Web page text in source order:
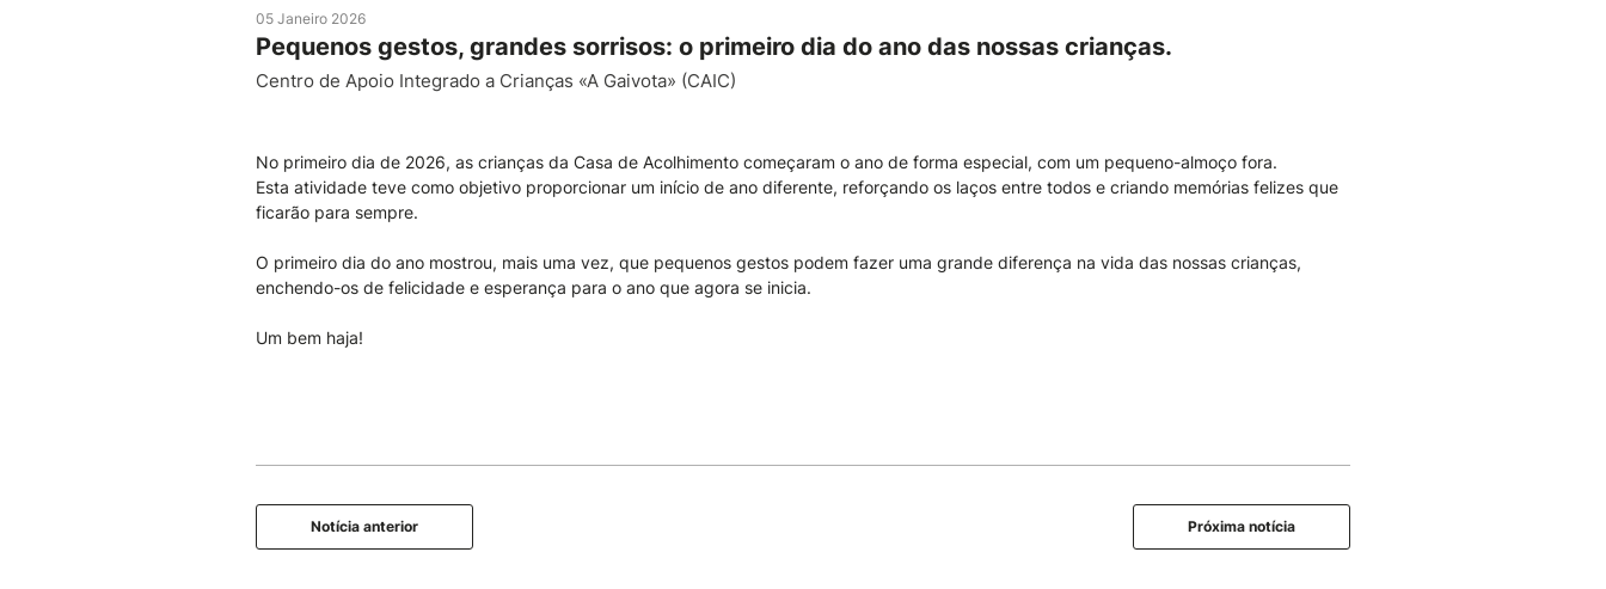
05 Janeiro 2026
Pequenos gestos, grandes sorrisos: o primeiro dia do ano das nossas crianças.
Centro de Apoio Integrado a Crianças «A Gaivota» (CAIC)
No primeiro dia de 2026, as crianças da Casa de Acolhimento começaram o ano de forma especial, com um pequeno-almoço fora.
Esta atividade teve como objetivo proporcionar um início de ano diferente, reforçando os laços entre todos e criando memórias felizes que
ficarão para sempre.
O primeiro dia do ano mostrou, mais uma vez, que pequenos gestos podem fazer uma grande diferença na vida das nossas crianças,
enchendo-os de felicidade e esperança para o ano que agora se inicia.
Um bem haja!
Notícia anterior Próxima notícia